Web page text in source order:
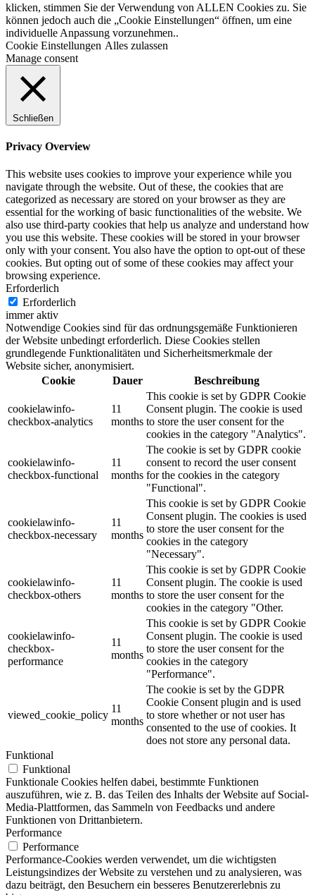
klicken, stimmen Sie der Verwendung von ALLEN Cookies zu. Sie
können jedoch auch die „Cookie Einstellungen“ öffnen, um eine
individuelle Anpassung vorzunehmen..
Cookie Einstellungen Alles zulassen
Manage consent
Schließen
Privacy Overview
This website uses cookies to improve your experience while you
navigate through the website. Out of these, the cookies that are
categorized as necessary are stored on your browser as they are
essential for the working of basic functionalities of the website. We
also use third-party cookies that help us analyze and understand how
you use this website. These cookies will be stored in your browser
only with your consent. You also have the option to opt-out of these
cookies. But opting out of some of these cookies may affect your
browsing experience.
Erforderlich
Erforderlich
immer aktiv
Notwendige Cookies sind für das ordnungsgemäße Funktionieren
der Website unbedingt erforderlich. Diese Cookies stellen
grundlegende Funktionalitäten und Sicherheitsmerkmale der
Website sicher, anonymisiert.
Cookie
Dauer Beschreibung
cookielawinfo-
checkbox-analytics
11
months
This cookie is set by GDPR Cookie
Consent plugin. The cookie is used
to store the user consent for the
cookies in the category "Analytics".
cookielawinfo-
checkbox-functional
11
months
The cookie is set by GDPR cookie
consent to record the user consent
for the cookies in the category
"Functional".
cookielawinfo-
checkbox-necessary
11
months
This cookie is set by GDPR Cookie
Consent plugin. The cookies is used
to store the user consent for the
cookies in the category
"Necessary".
cookielawinfo-
checkbox-others
11
months
This cookie is set by GDPR Cookie
Consent plugin. The cookie is used
to store the user consent for the
cookies in the category "Other.
cookielawinfo-
checkbox-
performance
11
months
This cookie is set by GDPR Cookie
Consent plugin. The cookie is used
to store the user consent for the
cookies in the category
"Performance".
viewed_cookie_policy
11
months
The cookie is set by the GDPR
Cookie Consent plugin and is used
to store whether or not user has
consented to the use of cookies. It
does not store any personal data.
Funktional
Funktional
Funktionale Cookies helfen dabei, bestimmte Funktionen
auszuführen, wie z. B. das Teilen des Inhalts der Website auf Social-
Media-Plattformen, das Sammeln von Feedbacks und andere
Funktionen von Drittanbietern.
Performance
Performance
Performance-Cookies werden verwendet, um die wichtigsten
Leistungsindizes der Website zu verstehen und zu analysieren, was
dazu beiträgt, den Besuchern ein besseres Benutzererlebnis zu